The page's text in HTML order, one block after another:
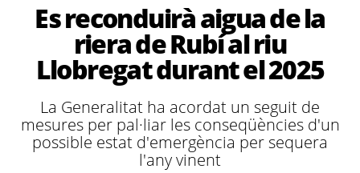
Es reconduirà aigua de la
riera de Rubí al riu
Llobregat durant el 2025
La Generalitat ha acordat un seguit de
mesures per pal·liar les conseqüències d'un
possible estat d'emergència per sequera
l'any vinent